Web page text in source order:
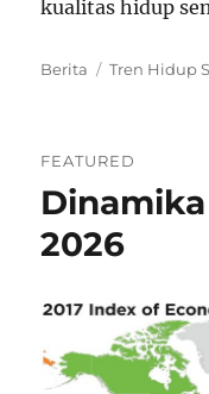
kualitas hidup
Categories
Berita Tags
Tren Hidup
FEATURED
2026